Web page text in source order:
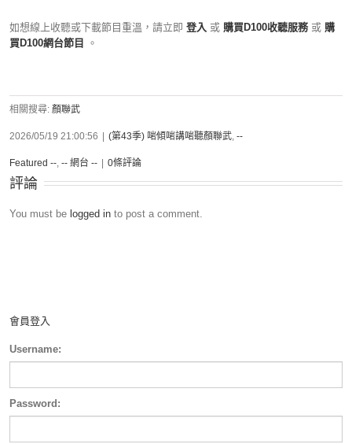
如想線上收聽或下載節目重溫，請立即 登入 或 購買D100收聽服務 或 購
買D100網台節目
。
相關搜尋: 顏聯武
2026/05/19 21:00:56 (第43季) 啱傾啱講啱聽顏聯武, --
Featured --, -- 網台 -- 0條評論
評論
You must be logged in to post a comment.
會員登入
Username:
Password: